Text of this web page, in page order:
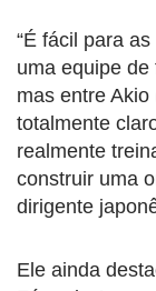
“É fácil para
uma equipe
mas entre
totalmente
realmente
construir uma
dirigente
Ele ainda